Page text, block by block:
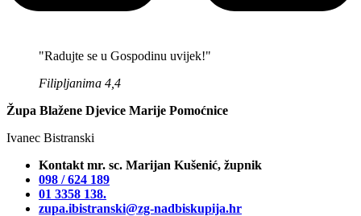
"Radujte se u Gospodinu uvijek!"
Filipljanima 4,4
Župa Blažene Djevice Marije Pomoćnice
Ivanec Bistranski
Kontakt mr. sc. Marijan Kušenić, župnik
098 / 624 189
01 3358 138‬.
zupa.ibistranski@zg-nadbiskupija.hr